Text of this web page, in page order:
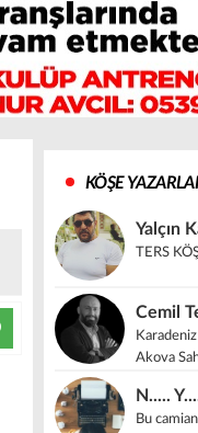
KÖŞE
Yalçın
TERS
Cemil
Akova
N.....
Bu